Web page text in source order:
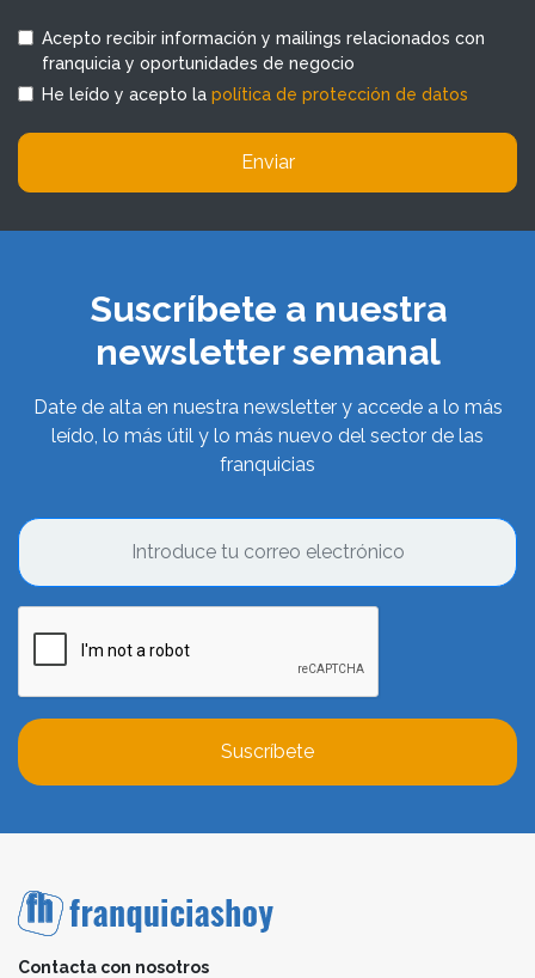
Acepto recibir información y mailings relacionados con
franquicia y oportunidades de negocio
He leído y acepto la política de protección de datos
Enviar
Suscríbete a nuestra
newsletter semanal
Date de alta en nuestra newsletter y accede a lo más
leído, lo más útil y lo más nuevo del sector de las
franquicias
Suscríbete
Contacta con nosotros